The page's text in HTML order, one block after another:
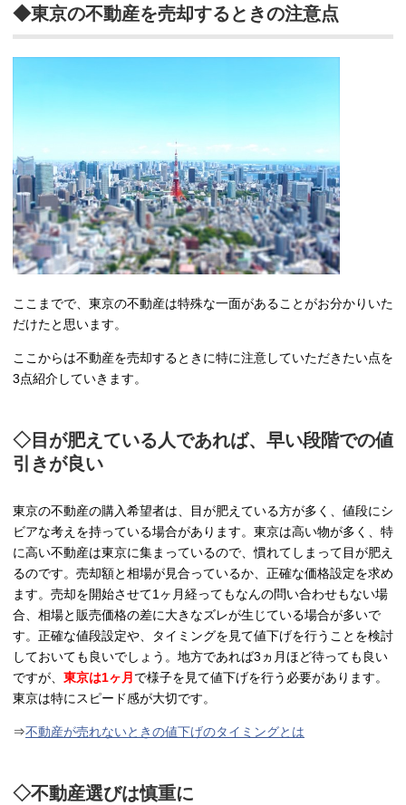
◆東京の不動産を売却するときの注意点
ここまでで、東京の不動産は特殊な一面があることがお分かりいた
だけたと思います。
ここからは不動産を売却するときに特に注意していただきたい点を
3点紹介していきます。
◇目が肥えている人であれば、早い段階での値
引きが良い
東京の不動産の購入希望者は、目が肥えている方が多く、値段にシ
ビアな考えを持っている場合があります。東京は高い物が多く、特
に高い不動産は東京に集まっているので、慣れてしまって目が肥え
るのです。売却額と相場が見合っているか、正確な価格設定を求め
ます。売却を開始させて1ヶ月経ってもなんの問い合わせもない場
合、相場と販売価格の差に大きなズレが生じている場合が多いで
す。正確な値段設定や、タイミングを見て値下げを行うことを検討
しておいても良いでしょう。地方であれば3ヵ月ほど待っても良い
ですが、 東京は1ヶ月 で様子を見て値下げを行う必要があります。
東京は特にスピード感が大切です。
⇒不動産が売れないときの値下げのタイミングとは
◇不動産選びは慎重に